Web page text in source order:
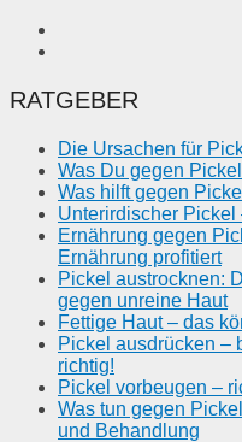
RATGEBER
Die Ursachen für
Was Du gegen
Was hilft gegen
Unterirdischer Pickel
Ernährung gegen
Ernährung profitiert
Pickel austrocknen:
gegen unreine Haut
Fettige Haut – das
Pickel ausdrücken –
richtig!
Pickel vorbeugen –
Was tun gegen
und Behandlung